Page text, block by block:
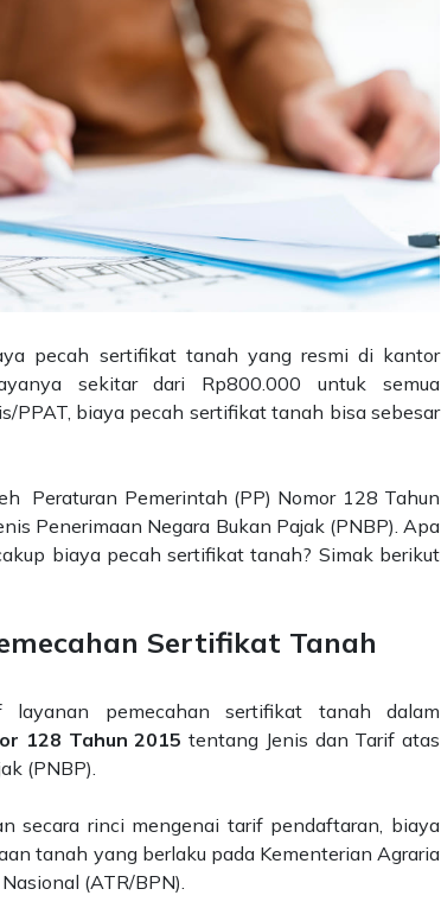
pecah sertifikat tanah yang resmi di kantor
sekitar dari Rp800.000 untuk semua
PPAT, biaya pecah sertifikat tanah bisa sebesar
Peraturan Pemerintah (PP) Nomor 128 Tahun
Penerimaan Negara Bukan Pajak (PNBP). Apa
biaya pecah sertifikat tanah? Simak berikut
Sertifikat Tanah
layanan pemecahan sertifikat tanah dalam
128 Tahun 2015 tentang Jenis dan Tarif atas
(PNBP).
secara rinci mengenai tarif pendaftaran, biaya
tanah yang berlaku pada Kementerian Agraria
(ATR/BPN).